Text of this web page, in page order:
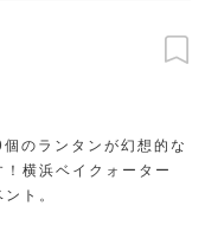
のランタンが幻想的な
横浜ベイクォーター
ト。